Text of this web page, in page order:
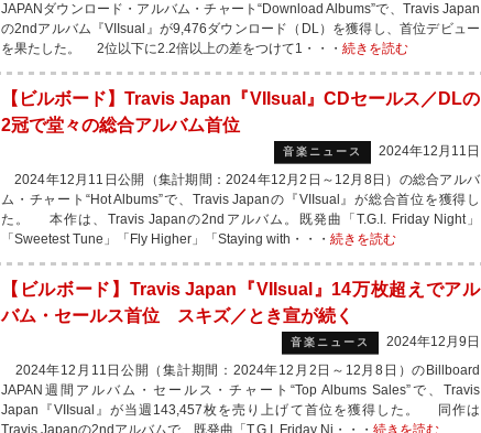
JAPANダウンロード・アルバム・チャート“Download Albums”で、Travis Japan
の2ndアルバム『VIIsual』が9,476ダウンロード（DL）を獲得し、首位デビュー
を果たした。 2位以下に2.2倍以上の差をつけて1・・・ 続きを読む
【ビルボード】Travis Japan『VIIsual』CDセールス／DLの
2冠で堂々の総合アルバム首位
音楽ニュース
2024年12月11日
2024年12月11日公開（集計期間：2024年12月2日～12月8日）の総合アルバ
ム・チャート“Hot Albums”で、Travis Japanの『VIIsual』が総合首位を獲得し
た。 本作は、Travis Japanの2ndアルバム。既発曲「T.G.I. Friday Night」
「Sweetest Tune」「Fly Higher」「Staying with・・・ 続きを読む
【ビルボード】Travis Japan『VIIsual』14万枚超えでアル
バム・セールス首位 スキズ／とき宣が続く
音楽ニュース
2024年12月9日
2024年12月11日公開（集計期間：2024年12月2日～12月8日）のBillboard
JAPAN週間アルバム・セールス・チャート“Top Albums Sales”で、Travis
Japan『VIIsual』が当週143,457枚を売り上げて首位を獲得した。 同作は
Travis Japanの2ndアルバムで、既発曲「T.G.I. Friday Ni・・・ 続きを読む